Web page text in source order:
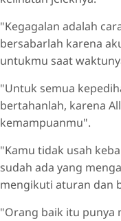
"Kegagalan adalah
bersabarlah karena
untukmu saat
"Untuk semua
bertahanlah, karena
kemampuanmu".
"Kamu tidak usah
sudah ada yang
mengikuti aturan dan
"Orang baik itu punya